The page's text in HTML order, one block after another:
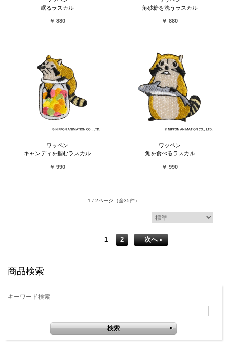
眠るラスカル
￥ 880
角砂糖を洗うラスカル
￥ 880
ワッペン
キャンディを掴むラスカル
￥ 990
ワッペン
魚を食べるラスカル
￥ 990
1 / 2ページ （全35件）
1 2 次へ
商品検索
キーワード検索